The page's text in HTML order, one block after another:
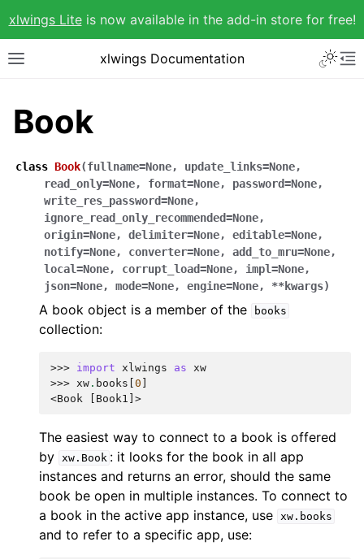
xlwings Liteis now available in the add-in store for free!
xlwings Documentation
Book
class Book(fullname=None, update_links=None,
read_only=None, format=None, password=None,
write_res_password=None,
ignore_read_only_recommended=None,
origin=None, delimiter=None, editable=None,
notify=None, converter=None, add_to_mru=None,
local=None, corrupt_load=None, impl=None,
json=None, mode=None, engine=None, **kwargs)
A book object is a member of the books
collection:
>>> import xlwings as xw
>>> xw . books 0
<Book [Book1]>
The easiest way to connect to a book is offered
by xw.Book : it looks for the book in all app
instances and returns an error, should the same
book be open in multiple instances. To connect to
a book in the active app instance, use xw.books
and to refer to a specific app, use: